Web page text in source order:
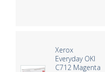
Xerox
Everyday OKI
C712 Magenta